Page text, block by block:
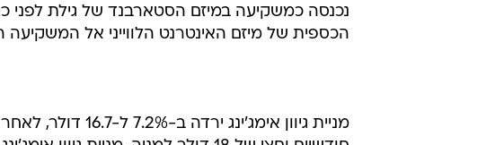
נכנסה כמשקיעה במיזם הסטארבנד של גילת
הכספית של מיזם האינטרנט הלווייני אל המשקיעה
מניית גיוון